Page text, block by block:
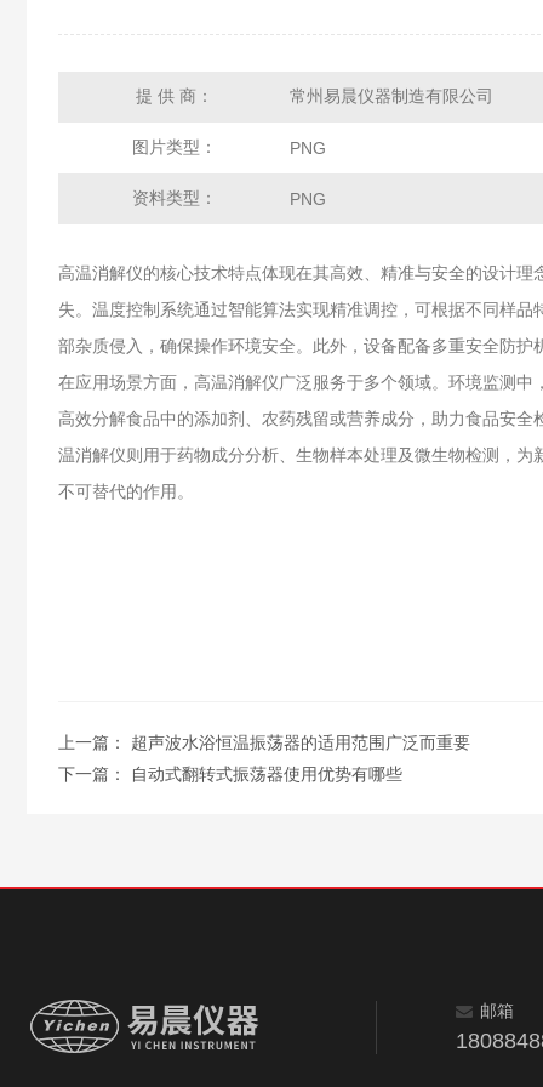
提 供 商： 常州易晨仪器制造有限公司
图片类型： PNG
资料类型： PNG
高温消解仪的核心技术特点体现在其高效、精准与安全的设计
失。温度控制系统通过智能算法实现精准调控，可根据不同样
部杂质侵入，确保操作环境安全。此外，设备配备多重安全防
在应用场景方面，高温消解仪广泛服务于多个领域。环境监测
高效分解食品中的添加剂、农药残留或营养成分，助力食品安
温消解仪则用于药物成分分析、生物样本处理及微生物检测，
不可替代的作用。
上一篇： 超声波水浴恒温振荡器的适用范围广泛而重要
下一篇：
自动式翻转式振荡器使用优势有哪些
邮箱